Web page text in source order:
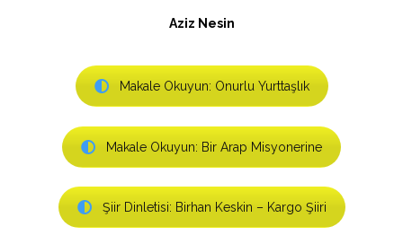
Aziz Nesin
Makale Okuyun: Onurlu Yurttaşlık
Makale Okuyun: Bir Arap Misyonerine
Şiir Dinletisi: Birhan Keskin – Kargo Şiiri